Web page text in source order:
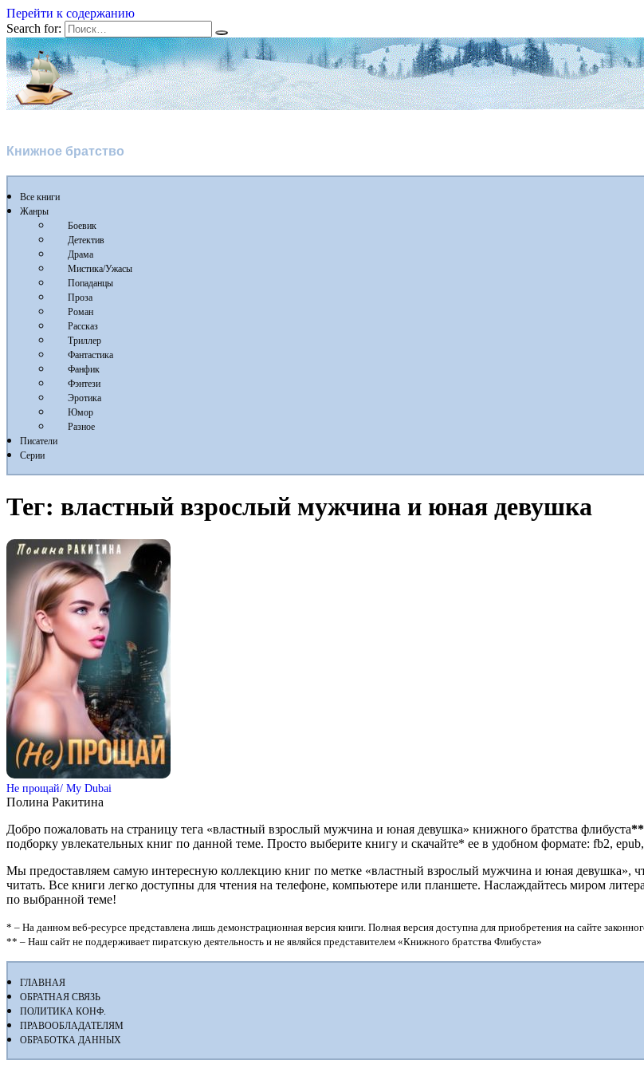
Перейти к содержанию
Search for:
Книжное братство
Все книги
Жанры
Боевик
Детектив
Драма
Мистика/Ужасы
Попаданцы
Проза
Роман
Рассказ
Триллер
Фантастика
Фанфик
Фэнтези
Эротика
Юмор
Разное
Писатели
Серии
Тег: властный взрослый мужчина и юная девушка
Не прощай/ My Dubai
Полина Ракитина
Добро пожаловать на страницу тега «властный взрослый мужчина и юная девушка» книжного братства флибуста**
подборку увлекательных книг по данной теме. Просто выберите книгу и скачайте* ее в удобном формате: fb2,
Мы предоставляем самую интересную коллекцию книг по метке «властный взрослый мужчина и юная девушка»,
читать. Все книги легко доступны для чтения на телефоне, компьютере или планшете. Наслаждайтесь миром
по выбранной теме!
* – На данном веб-ресурсе представлена лишь демонстрационная версия книги. Полная версия доступна для приобретения на сайте
** – Наш сайт не поддерживает пиратскую деятельность и не являйся представителем «Книжного братства Флибуста»
ГЛАВНАЯ
ОБРАТНАЯ СВЯЗЬ
ПОЛИТИКА КОНФ.
ПРАВООБЛАДАТЕЛЯМ
ОБРАБОТКА ДАННЫХ